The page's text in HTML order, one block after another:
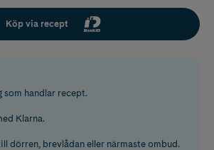
Köp via recept
som handlar recept.
Klarna.
dörren, brevlådan eller närmaste ombud.